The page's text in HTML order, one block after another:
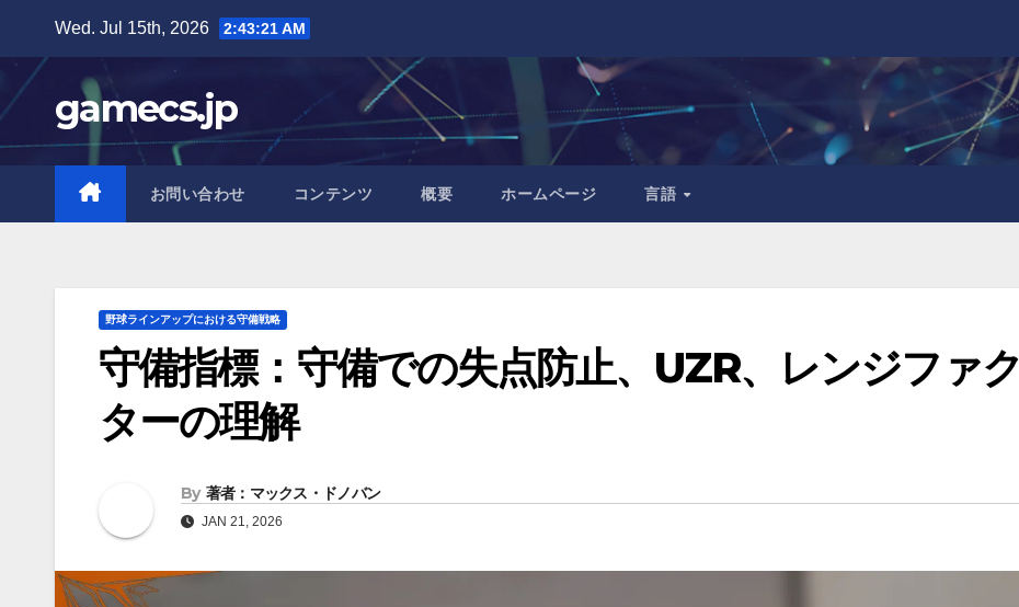
content
Wed. Jul 15th, 2026 2:43:22 AM
gamecs.jp
お問い合わせ コンテンツ 概要 ホームページ 言語
野球ラインアップにおける守備戦略
守備指標：守備での失点防止、UZR、レンジファク
ターの理解
By 著者：マックス・ドノバン
JAN 21, 2026